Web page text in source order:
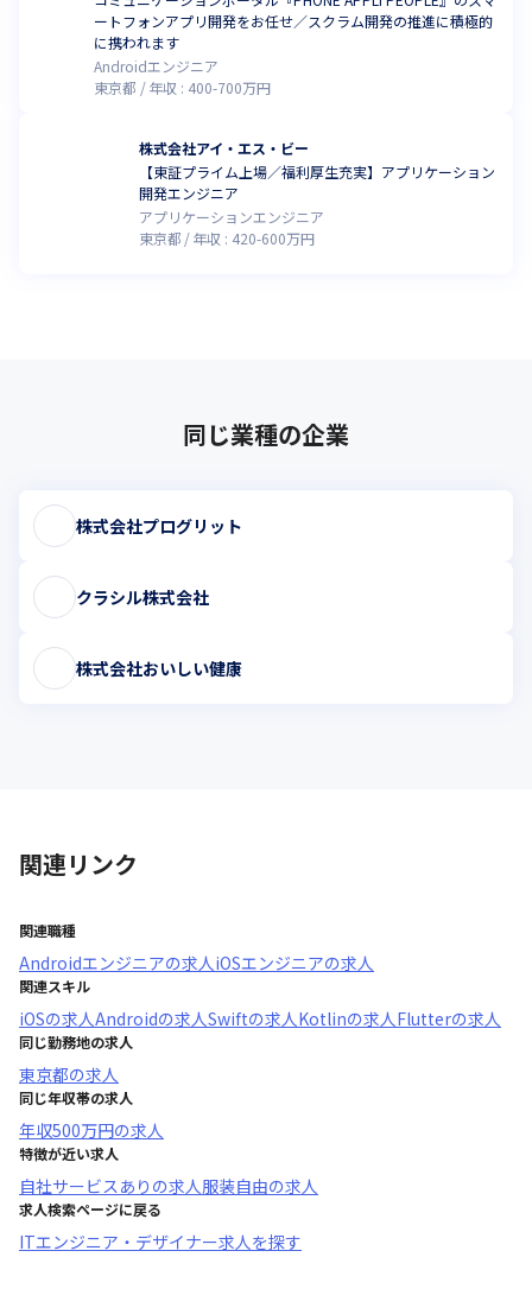
ートフォンアプリ開発をお任せ／スクラム開発の推進に積極的
に携われます
Androidエンジニア
東京都
年収 : 400-700万円
株式会社アイ・エス・ビー
【東証プライム上場／福利厚生充実】アプリケーション
開発エンジニア
アプリケーションエンジニア
東京都
年収 : 420-600万円
同じ業種の企業
株式会社プログリット
クラシル株式会社
株式会社おいしい健康
関連リンク
関連職種
Androidエンジニアの求人iOSエンジニアの求人
関連スキル
iOSの求人Androidの求人Swiftの求人Kotlinの求人Flutterの求人
同じ勤務地の求人
東京都の求人
同じ年収帯の求人
年収500万円の求人
特徴が近い求人
自社サービスあり の求人服装自由の求人
求人検索ページに戻る
ITエンジニア・デザイナー求人を探す